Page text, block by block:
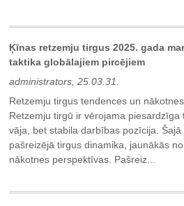
Ķīnas retzemju tirgus 2025. gada
taktika globālajiem pircējiem
administrators, 25.03.31.
Retzemju tirgus tendences un
Retzemju tirgū ir vērojama
vāja, bet stabila darbības pozīcija.
pašreizējā tirgus dinamika, jaunākās
nākotnes perspektīvas. Pašreiz...